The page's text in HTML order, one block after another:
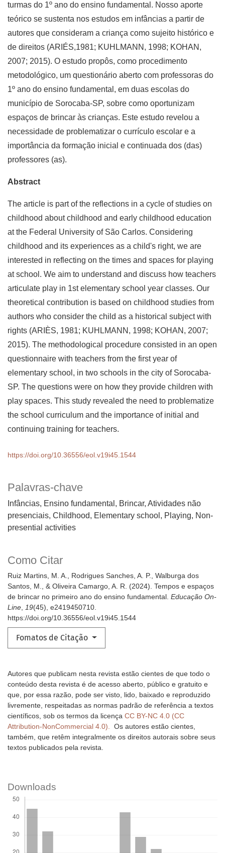
Palavras-chave
Infâncias, Ensino fundamental, Brincar, Atividades não
presenciais Childhood, Elementary school, Playing, Non-
presential activities
Como Citar
Ruiz Martins, M. A., Rodrigues Sanches, A. P., Walburga dos
Santos, M., & Oliveira Camargo, A. R. (2024). Tempos e espaços
de brincar no primeiro ano do ensino fundamental. Educação On-
Line, 19(45), e2419450710.
https://doi.org/10.36556/eol.v19i45.1544
Fomatos de Citação
turmas do 1º ano do ensino fundamental. Nosso aporte
teórico se sustenta nos estudos em infâncias a partir de
autores que consideram a criança como sujeito histórico e
de direitos (ARIÉS,1981; KUHLMANN, 1998; KOHAN,
2007; 2015). O estudo propôs, como procedimento
metodológico, um questionário aberto com professoras do
1º ano do ensino fundamental, em duas escolas do
município de Sorocaba-SP, sobre como oportunizam
espaços de brincar às crianças. Este estudo revelou a
necessidade de problematizar o currículo escolar e a
importância da formação inicial e continuada dos (das)
professores (as).
Abstract
The article is part of the reflections in a cycle of studies on
childhood about childhood and early childhood education
at the Federal University of São Carlos. Considering
childhood and its experiences as a child's right, we are
interested in reflecting on the times and spaces for playing
at school. We aim to understand and discuss how teachers
articulate play in 1st elementary school year classes. Our
theoretical contribution is based on childhood studies from
authors who consider the child as a historical subject with
rights (ARIÈS, 1981; KUHLMANN, 1998; KOHAN, 2007;
2015). The methodological procedure consisted in an open
questionnaire with teachers from the first year of
elementary school, in two schools in the city of Sorocaba-
SP. The questions were on how they provide children with
play spaces. This study revealed the need to problematize
the school curriculum and the importance of initial and
continuing training for teachers.
https://doi.org/10.36556/eol.v19i45.1544
Autores que publicam nesta revista estão cientes de que todo o
conteúdo desta revista é de acesso aberto, público e gratuito e
que, por essa razão, pode ser visto, lido, baixado e reproduzido
livremente, respeitadas as normas padrão de referência a textos
científicos, sob os termos da licença CC BY-NC 4.0 (CC
Attribution-NonCommercial 4.0). Os autores estão cientes,
também, que retêm integralmente os direitos autorais sobre seus
textos publicados pela revista.
Downloads